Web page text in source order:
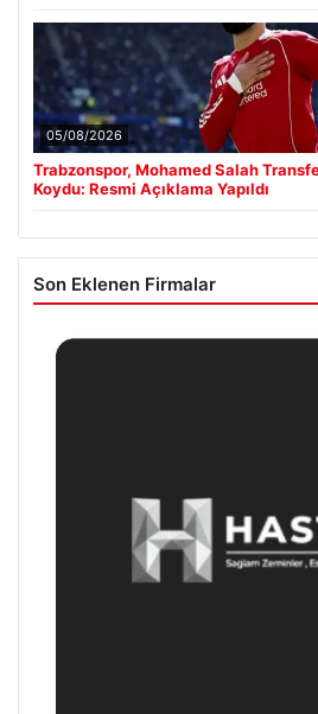
05/08/2026
Trabzonspor, Mohamed Salah
Koydu: Resmi Açıklama Yapıldı
Son Eklenen Firmalar